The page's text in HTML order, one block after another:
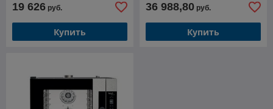
19 626 руб.
Купить
36 988,80 руб.
Купить